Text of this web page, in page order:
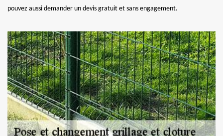
pouvez aussi demander un devis gratuit et sans engagement.